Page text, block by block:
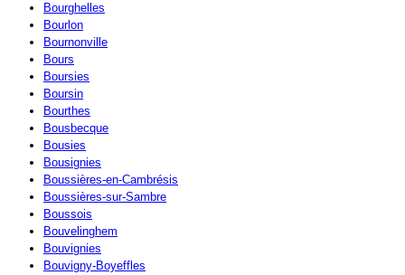
Bourghelles
Bourlon
Bournonville
Bours
Boursies
Boursin
Bourthes
Bousbecque
Bousies
Bousignies
Boussières-en-Cambrésis
Boussières-sur-Sambre
Boussois
Bouvelinghem
Bouvignies
Bouvigny-Boyeffles